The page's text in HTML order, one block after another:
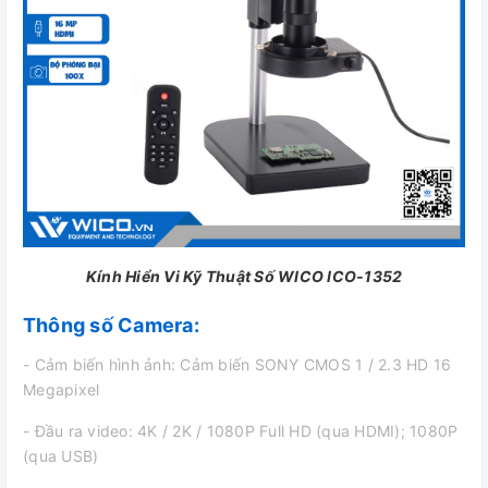
Kính Hiển Vi Kỹ Thuật Số WICO ICO-1352
Thông số Camera:
- Cảm biến hình ảnh: Cảm biến SONY CMOS 1 / 2.3 HD 16
Megapixel
- Đầu ra video: 4K / 2K / 1080P Full HD (qua HDMI); 1080P
(qua USB)